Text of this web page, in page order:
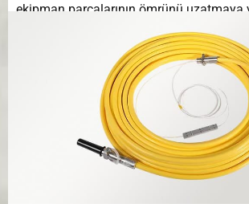
ekipman parçalarının ömrünü uzatmaya